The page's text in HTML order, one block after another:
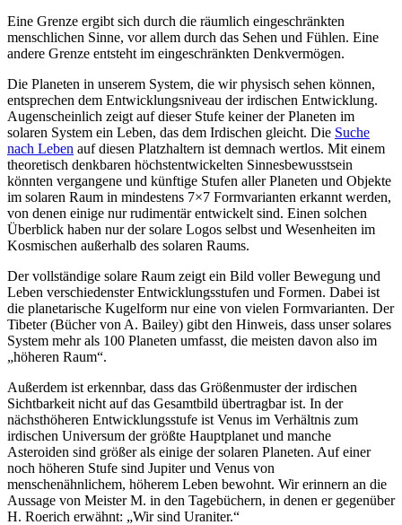
Eine Grenze ergibt sich durch die räumlich eingeschränkten
menschlichen Sinne, vor allem durch das Sehen und Fühlen. Eine
andere Grenze entsteht im eingeschränkten Denkvermögen.
Die Planeten in unserem System, die wir physisch sehen können,
entsprechen dem Entwicklungsniveau der irdischen Entwicklung.
Augenscheinlich zeigt auf dieser Stufe keiner der Planeten im
solaren System ein Leben, das dem Irdischen gleicht. Die Suche
nach Leben auf diesen Platzhaltern ist demnach wertlos. Mit einem
theoretisch denkbaren höchstentwickelten Sinnesbewusstsein
könnten vergangene und künftige Stufen aller Planeten und Objekte
im solaren Raum in mindestens 7×7 Formvarianten erkannt werden,
von denen einige nur rudimentär entwickelt sind. Einen solchen
Überblick haben nur der solare Logos selbst und Wesenheiten im
Kosmischen außerhalb des solaren Raums.
Der vollständige solare Raum zeigt ein Bild voller Bewegung und
Leben verschiedenster Entwicklungsstufen und Formen. Dabei ist
die planetarische Kugelform nur eine von vielen Formvarianten. Der
Tibeter (Bücher von A. Bailey) gibt den Hinweis, dass unser solares
System mehr als 100 Planeten umfasst, die meisten davon also im
„höheren Raum“.
Außerdem ist erkennbar, dass das Größenmuster der irdischen
Sichtbarkeit nicht auf das Gesamtbild übertragbar ist. In der
nächsthöheren Entwicklungsstufe ist Venus im Verhältnis zum
irdischen Universum der größte Hauptplanet und manche
Asteroiden sind größer als einige der solaren Planeten. Auf einer
noch höheren Stufe sind Jupiter und Venus von
menschenähnlichem, höherem Leben bewohnt. Wir erinnern an die
Aussage von Meister M. in den Tagebüchern, in denen er gegenüber
H. Roerich erwähnt: „Wir sind Uraniter.“